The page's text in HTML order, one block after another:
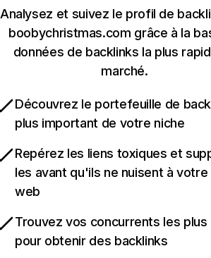
Analysez et suivez le profil de
boobychristmas.com grâce à la
données de backlinks la plus
marché.
Découvrez le portefeuille de
plus important de votre niche
Repérez les liens toxiques et
les avant qu'ils ne nuisent à
web
Trouvez vos concurrents les
pour obtenir des backlinks